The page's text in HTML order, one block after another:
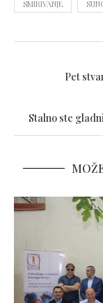
SMIRIVANJE
Pet
Stalno ste